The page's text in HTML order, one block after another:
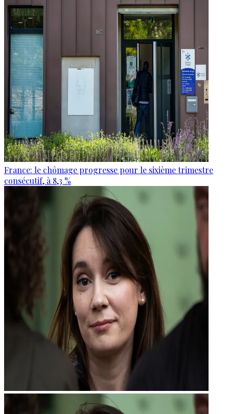
France: le chômage progresse pour le sixième trimestre
consécutif, à 8,3 %